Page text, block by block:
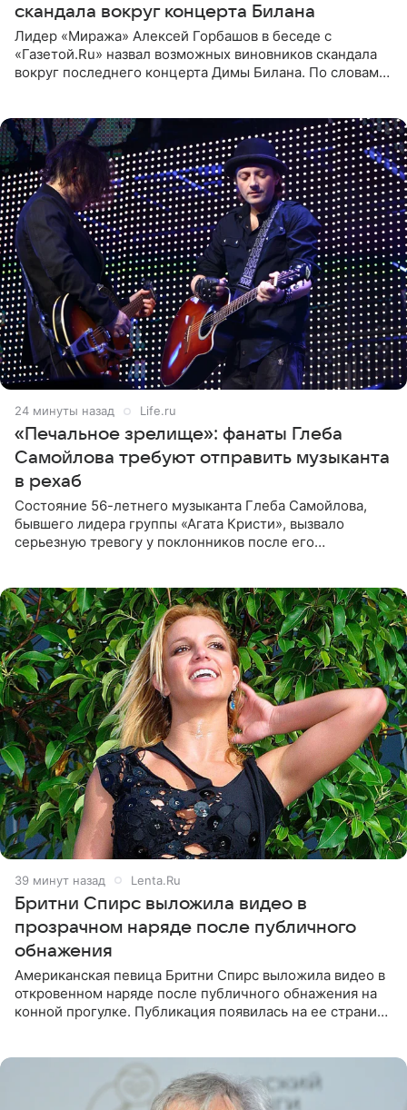
скандала вокруг концерта Билана
Лидер «Миража» Алексей Горбашов в беседе с
«Газетой.Ru» назвал возможных виновников скандала
вокруг последнего концерта Димы Билана. По словам
24 минуты назад Life.ru
«Печальное зрелище»: фанаты Глеба
Самойлова требуют отправить музыканта
в рехаб
Состояние 56-летнего музыканта Глеба Самойлова,
бывшего лидера группы «Агата Кристи», вызвало
серьезную тревогу у поклонников после его
39 минут назад Lenta.Ru
Бритни Спирс выложила видео в
прозрачном наряде после публичного
обнажения
Американская певица Бритни Спирс выложила видео в
откровенном наряде после публичного обнажения на
конной прогулке. Публикация появилась на ее странице